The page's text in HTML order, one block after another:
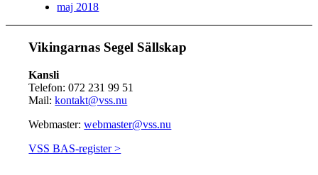
maj 2018
Vikingarnas Segel Sällskap
Kansli
Telefon: 072 231 99 51
Mail:kontakt@vss.nu
Webmaster:webmaster@vss.nu
VSS BAS-register >